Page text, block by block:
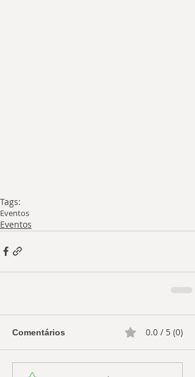
Tags:
Eventos
Eventos
Comentários 0.0 / 5 (0)